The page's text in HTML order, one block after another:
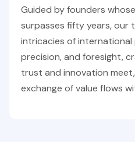
Guided by founders
surpasses fifty years, our
intricacies of
precision, and foresight,
trust and innovation
exchange of value flows